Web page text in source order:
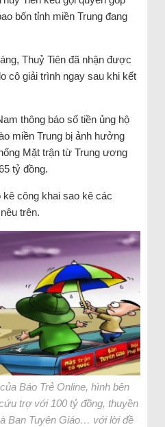
bốn tỉnh miền Trung đang
Thuỷ Tiên đã nhận được
cô giải trình ngay sau khi kết
thông báo số tiền ủng hộ
miền Trung bị ảnh hưởng
Mặt trận từ Trung ương
tỷ đồng.
công khai sao kê các
trên.
Báo Trẻ Online, hình bên
trợ với 100 tỷ đồng, thuyền
Ban Tuyên Giáo… với lời đề